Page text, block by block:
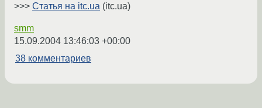
>>> Статья на itc.ua (itc.ua)
smm
15.09.2004 13:46:03 +00:00
38 комментариев